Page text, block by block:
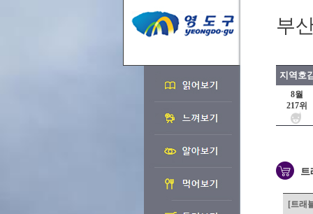
부
지역호
8월
217위
트
[트래